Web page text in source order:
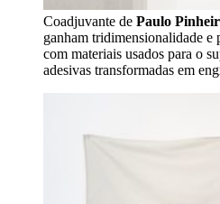
Coadjuvante de Paulo
ganham tridimensionalidade e
com materiais usados para o
adesivas transformadas em